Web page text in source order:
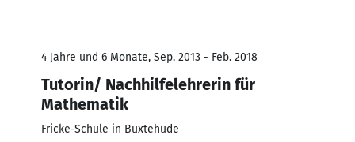
4 Jahre und 6 Monate, Sep. 2013 - Feb. 2018
Tutorin/ Nachhilfelehrerin für
Mathematik
Fricke-Schule in Buxtehude